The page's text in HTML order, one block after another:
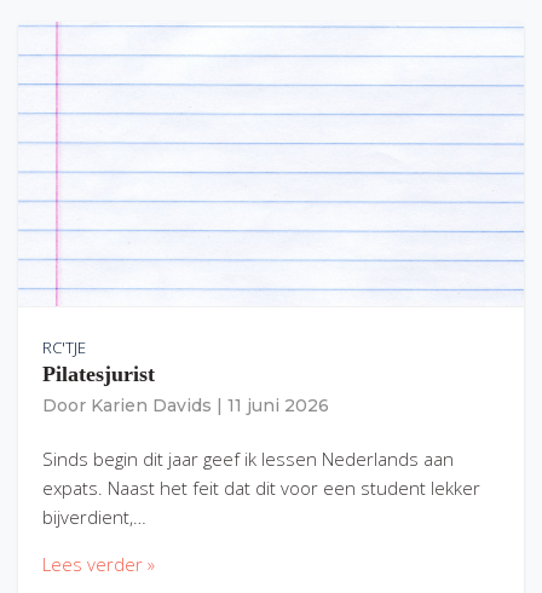
RC'TJE
Pilatesjurist
Door Karien Davids 11 juni 2026
Sinds begin dit jaar geef ik lessen Nederlands aan
expats. Naast het feit dat dit voor een student lekker
bijverdient,…
Lees verder »